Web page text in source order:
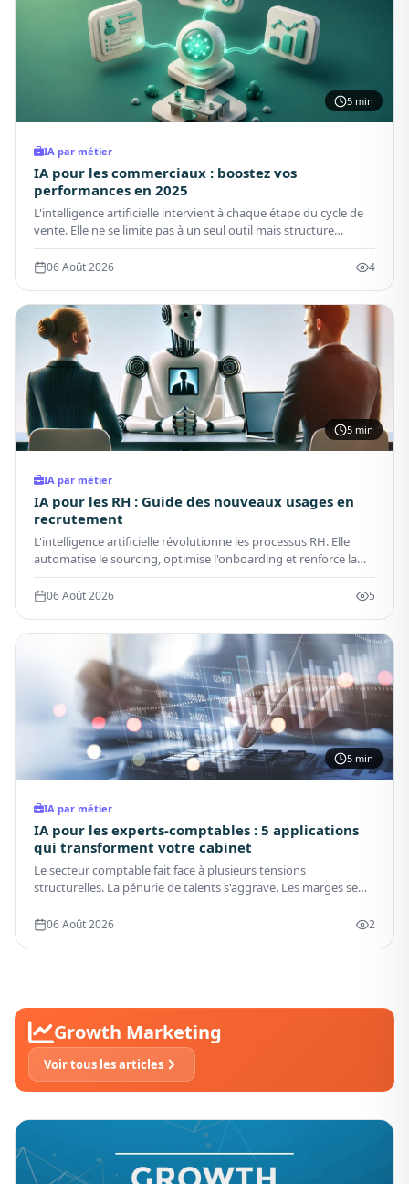
5 min
IA par métier
IA pour les commerciaux : boostez vos
performances en 2025
L'intelligence artificielle intervient à chaque étape du cycle de
vente. Elle ne se limite pas à un seul outil mais structure
l'ensemble du parcours commercial. Voici les applications les
plus concrètes que les Business Developers utilisent dès
06 Août 2026 4
5 min
IA par métier
IA pour les RH : Guide des nouveaux usages en
recrutement
L'intelligence artificielle révolutionne les processus RH. Elle
automatise le sourcing, optimise l'onboarding et renforce la
marque employeur. Cet article explique comment déployer l'IA
pour les ressources humaines de manière efficace et éthique.
06 Août 2026 5
5 min
IA par métier
IA pour les experts-comptables : 5 applications
qui transforment votre cabinet
Le secteur comptable fait face à plusieurs tensions
structurelles. La pénurie de talents s'aggrave. Les marges se
compressent. La complexité réglementaire s'accroît. L'IA
répond à ces défis par trois leviers principaux.
06 Août 2026 2
Growth Marketing
Voir tous les articles